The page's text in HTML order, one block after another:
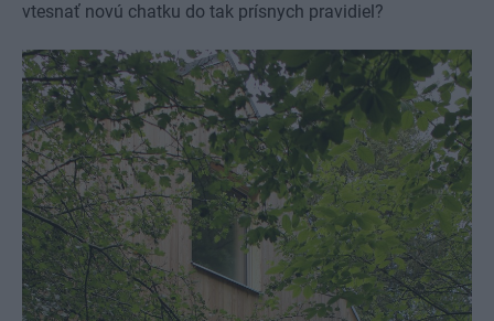
vtesnať novú chatku do tak prísnych pravidiel?